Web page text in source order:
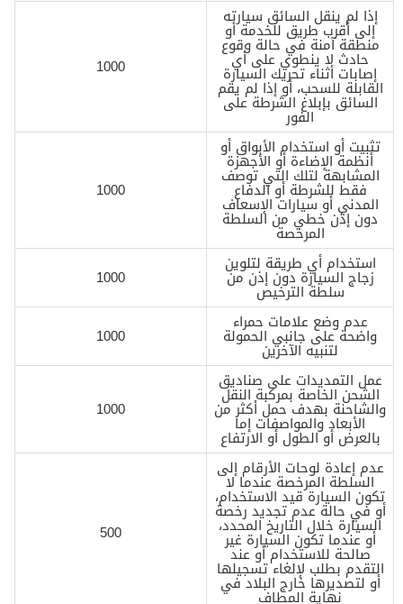
إذا لم ينقل السائق سيارته
إلى أقرب طريق للخدمة أو
منطقة آمنة في حالة وقوع
حادث لا ينطوي على أي
إصابات أثناء تحريك السيارة
القابلة للسحب، أو إذا لم يقم
السائق بإبلاغ الشرطة على
الفور
1000
تثبيت أو استخدام الأبواق أو
أنظمة الإضاءة أو الأجهزة
المشابهة لتلك التي توصف
فقط للشرطة أو الدفاع
المدني أو سيارات الإسعاف
دون إذن خطي من السلطة
المرخصة
1000
استخدام أي طريقة لتلوين
زجاج السيارة دون إذن من
سلطة الترخيص
1000
عدم وضع علامات حمراء
واضحة على جانبي الحمولة
لتنبيه الآخرين
1000
عمل التمديدات على صناديق
الشحن الخاصة بمركبة النقل
والشاحنة بهدف حمل أكثر من
الأبعاد والمواصفات إما
بالعرض أو الطول أو الارتفاع
1000
عدم إعادة لوحات الأرقام إلى
السلطة المرخصة عندما لا
تكون السيارة قيد الاستخدام،
أو في حالة عدم تجديد رخصة
السيارة خلال التاريخ المحدد،
أو عندما تكون السيارة غير
صالحة للاستخدام أو عند
التقدم بطلب لإلغاء تسجيلها
أو لتصديرها خارج البلاد في
نهاية المطاف
500